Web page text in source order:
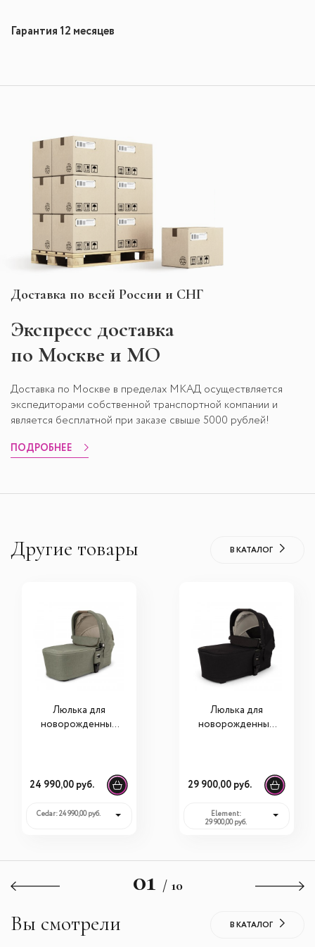
Гарантия 12 месяцев
Доставка по всей России и СНГ
Экспресс доставка
по Москве и МО
Доставка по Москве в пределах МКАД осуществляется
экспедиторами собственной транспортной компании и
является бесплатной при заказе свыше 5000 рублей!
ПОДРОБНЕЕ
Другие товары В КАТАЛОГ
Люлька для
новорожденных
24 990,00 руб.
Сedar: 24 990,00 руб.
Люлька для
новорожденных
29 900,00 руб.
Element:
29 900,00 руб.
01 / 10
Вы смотрели В КАТАЛОГ